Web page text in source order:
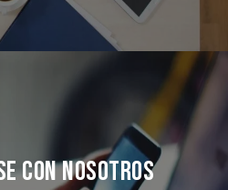
Con Nosotros